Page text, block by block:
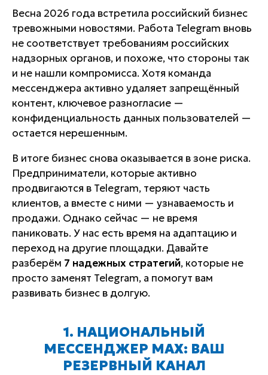
Весна 2026 года встретила российский бизнес
тревожными новостями. Работа Telegram вновь
не соответствует требованиям российских
надзорных органов, и похоже, что стороны так
и не нашли компромисса. Хотя команда
мессенджера активно удаляет запрещённый
контент, ключевое разногласие —
конфиденциальность данных пользователей —
остается нерешенным.
В итоге бизнес снова оказывается в зоне риска.
Предприниматели, которые активно
продвигаются в Telegram, теряют часть
клиентов, а вместе с ними — узнаваемость и
продажи. Однако сейчас — не время
паниковать. У нас есть время на адаптацию и
переход на другие площадки. Давайте
разберём 7 надежных стратегий, которые не
просто заменят Telegram, а помогут вам
развивать бизнес в долгую.
1. НАЦИОНАЛЬНЫЙ
МЕССЕНДЖЕР MAX: ВАШ
РЕЗЕРВНЫЙ КАНАЛ